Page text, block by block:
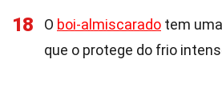
18 O boi-almiscarado tem
que o protege do frio